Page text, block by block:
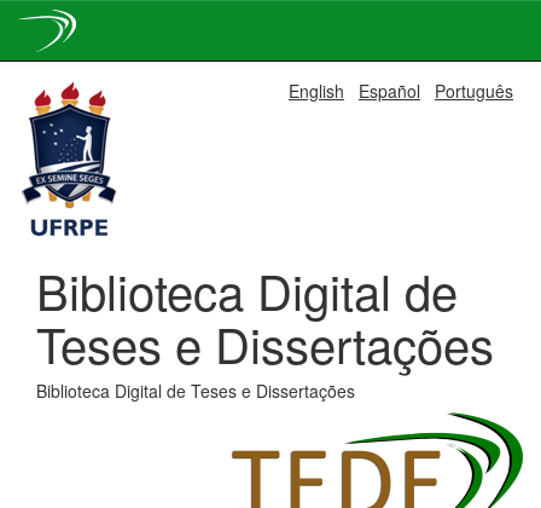
navigation
English Español Português
Biblioteca Digital de
Teses e Dissertações
Biblioteca Digital de Teses e Dissertações